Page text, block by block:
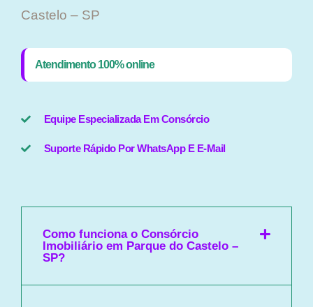
Castelo – SP
Atendimento 100% online
Equipe Especializada Em Consórcio
Suporte Rápido Por WhatsApp E E-Mail
Como funciona o Consórcio
Imobiliário em Parque do Castelo –
SP?